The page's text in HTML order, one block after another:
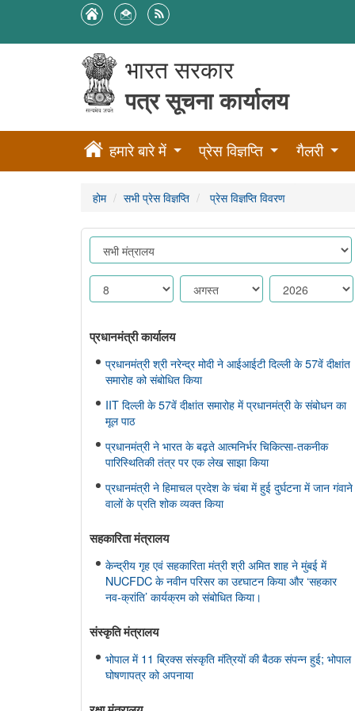
भारत सरकार
पत्र सूचना कार्यालय
हमारे बारे में प्रेस विज्ञप्ति गैलरी
होम सभी प्रेस विज्ञप्ति प्रेस विज्ञप्ति विवरण
प्रधानमंत्री कार्यालय
प्रधानमंत्री श्री नरेन्द्र मोदी ने आईआईटी दिल्ली के 57वें दीक्षांत
समारोह को संबोधित किया
IIT दिल्ली के 57वें दीक्षांत समारोह में प्रधानमंत्री के संबोधन का
मूल पाठ
प्रधानमंत्री ने भारत के बढ़ते आत्मनिर्भर चिकित्सा-तकनीक
पारिस्थितिकी तंत्र पर एक लेख साझा किया
प्रधानमंत्री ने हिमाचल प्रदेश के चंबा में हुई दुर्घटना में जान गंवाने
वालों के प्रति शोक व्यक्त किया
सहकारिता मंत्रालय
केन्द्रीय गृह एवं सहकारिता मंत्री श्री अमित शाह ने मुंबई में
NUCFDC के नवीन परिसर का उद्द्घाटन किया और ‘सहकार
नव-क्रांति’ कार्यक्रम को संबोधित किया।
संस्‍कृति मंत्रालय
भोपाल में 11 ब्रिक्स संस्कृति मंत्रियों की बैठक संपन्न हुई; भोपाल
घोषणापत्र को अपनाया